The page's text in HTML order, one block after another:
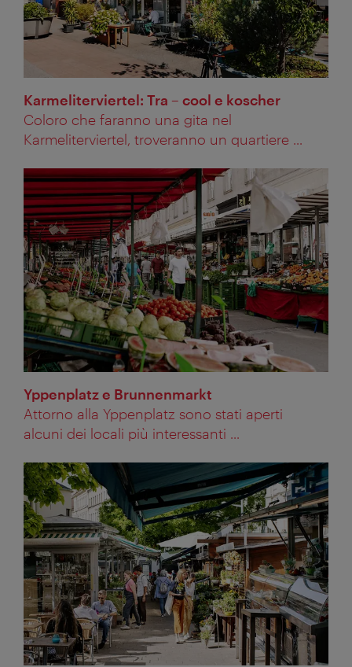
Karmeliterviertel: Tra – cool e koscher
Coloro che faranno una gita nel
Karmeliterviertel, troveranno un quartiere ...
Yppenplatz e Brunnenmarkt
Attorno alla Yppenplatz sono stati aperti
alcuni dei locali più interessanti ...